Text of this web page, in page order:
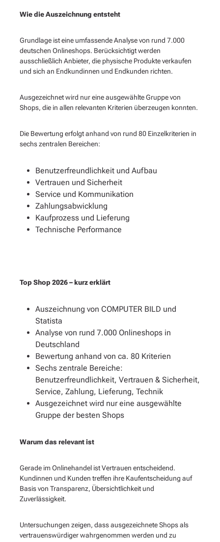
Wie die Auszeichnung entsteht
Grundlage ist eine umfassende Analyse von rund 7.000
deutschen Onlineshops. Berücksichtigt werden
ausschließlich Anbieter, die physische Produkte verkaufen
und sich an Endkundinnen und Endkunden richten.
Ausgezeichnet wird nur eine ausgewählte Gruppe von
Shops, die in allen relevanten Kriterien überzeugen konnten.
Die Bewertung erfolgt anhand von rund 80 Einzelkriterien in
sechs zentralen Bereichen:
Benutzerfreundlichkeit und Aufbau
Vertrauen und Sicherheit
Service und Kommunikation
Zahlungsabwicklung
Kaufprozess und Lieferung
Technische Performance
Top Shop 2026 – kurz erklärt
Auszeichnung von COMPUTER BILD und
Statista
Analyse von rund 7.000 Onlineshops in
Deutschland
Bewertung anhand von ca. 80 Kriterien
Sechs zentrale Bereiche:
Benutzerfreundlichkeit, Vertrauen & Sicherheit,
Service, Zahlung, Lieferung, Technik
Ausgezeichnet wird nur eine ausgewählte
Gruppe der besten Shops
Warum das relevant ist
Gerade im Onlinehandel ist Vertrauen entscheidend.
Kundinnen und Kunden treffen ihre Kaufentscheidung auf
Basis von Transparenz, Übersichtlichkeit und
Zuverlässigkeit.
Untersuchungen zeigen, dass ausgezeichnete Shops als
vertrauenswürdiger wahrgenommen werden und zu